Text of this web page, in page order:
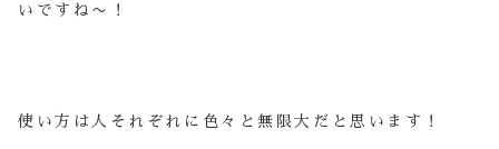
いですね〜！
使い方は人それぞれに色々と無限大だと思います！